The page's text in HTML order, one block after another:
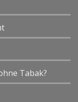
Tabak?